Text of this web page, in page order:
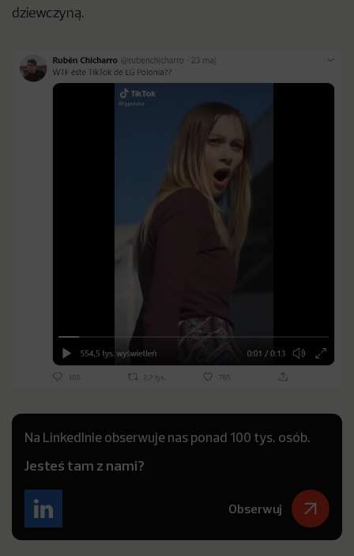
dziewczyną.
Na LinkedInie obserwuje nas ponad 100 tys. osób.
Jesteś tam z nami?
Obserwuj